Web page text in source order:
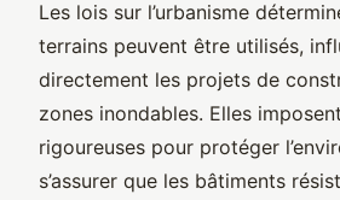
Les lois sur l’urbanisme
terrains peuvent être utilisés,
directement les projets de
zones inondables. Elles
rigoureuses pour protéger
s’assurer que les bâtiments